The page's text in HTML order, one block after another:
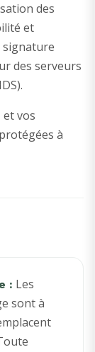
des
et
signature
des serveurs
et vos
à
: Les
sont à